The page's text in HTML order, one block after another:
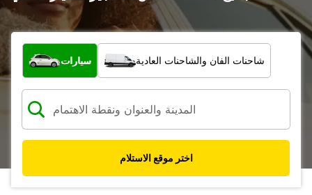
ما نوع المركبة؟
سيارات شاحنات الفان والشاحنات العادية
اختر موقع الاستلام